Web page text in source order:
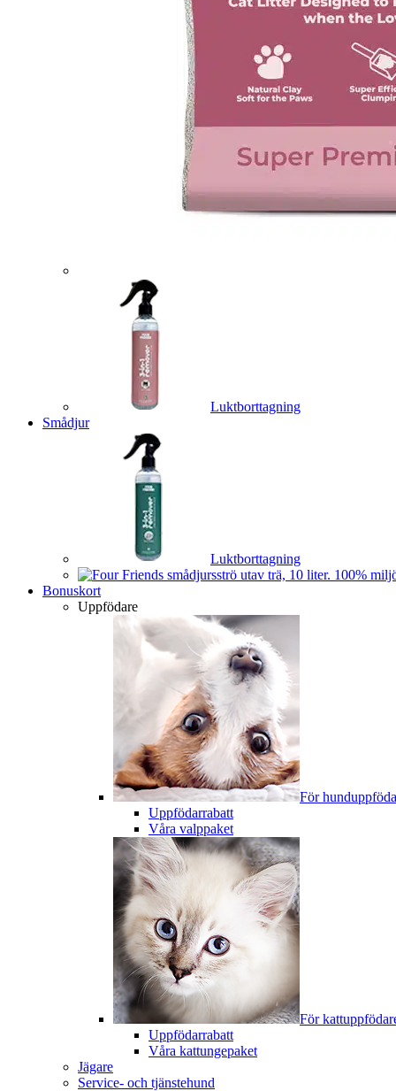
Luktborttagning
Smådjur
Luktborttagning
Bonuskort
Uppfödare
För
Uppfödarrabatt
Våra valppaket
För
Uppfödarrabatt
Våra kattungepaket
Jägare
Service- och tjänstehund